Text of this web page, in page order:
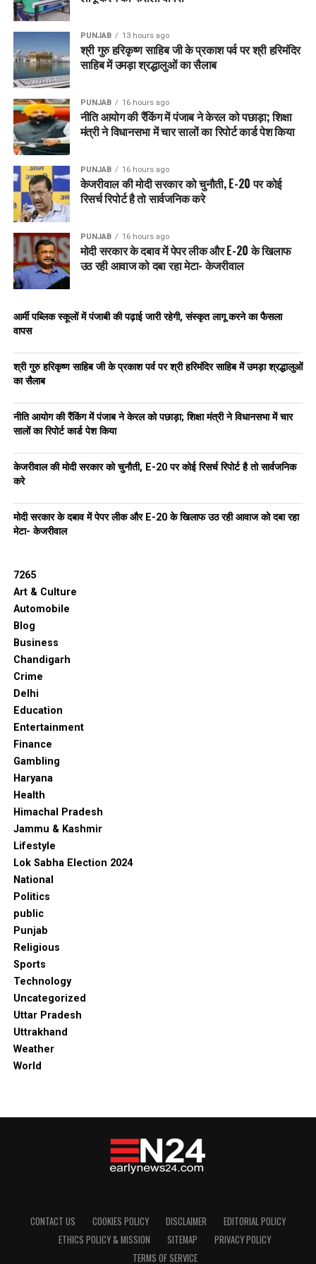
HEARTFELTCONDOLENCES
LADAKHNEWS
PUNJABNEWS
RESPECTANDHONOR
TRIBUTETOHEROES
UP NEXT
Sri Guru Tegh Bahadur Ji के 350th Martyrdom
Anniversary पर Punjab Government का ऐतिहासिक Tribute –
दुनिया भर से जुड़ेगी संगत
DON'T MISS
“No More Drugs, We Want Education!” – Punjab
Government का बड़ा कदम, Schools में चलेगा Drug Prevention
Curriculum
PUNJAB 13 hours ago
श्री गुरु हरिकृष्ण साहिब जी के प्रकाश पर्व पर श्री हरिमंदिर
साहिब में उमड़ा श्रद्धालुओं का सैलाब
PUNJAB 16 hours ago
नीति आयोग की रैंकिंग में पंजाब ने केरल को पछाड़ा; शिक्षा
मंत्री ने विधानसभा में चार सालों का रिपोर्ट कार्ड पेश किया
PUNJAB 16 hours ago
केजरीवाल की मोदी सरकार को चुनौती, E-20 पर कोई
रिसर्च रिपोर्ट है तो सार्वजनिक करे
PUNJAB 16 hours ago
मोदी सरकार के दबाव में पेपर लीक और E-20 के खिलाफ
उठ रही आवाज को दबा रहा मेटा- केजरीवाल
आर्मी पब्लिक स्कूलों में पंजाबी की पढ़ाई जारी रहेगी, संस्कृत लागू करने का फैसला
वापस
श्री गुरु हरिकृष्ण साहिब जी के प्रकाश पर्व पर श्री हरिमंदिर साहिब में उमड़ा श्रद्धालुओं
का सैलाब
नीति आयोग की रैंकिंग में पंजाब ने केरल को पछाड़ा; शिक्षा मंत्री ने विधानसभा में चार
सालों का रिपोर्ट कार्ड पेश किया
केजरीवाल की मोदी सरकार को चुनौती, E-20 पर कोई रिसर्च रिपोर्ट है तो सार्वजनिक
करे
मोदी सरकार के दबाव में पेपर लीक और E-20 के खिलाफ उठ रही आवाज को दबा रहा
मेटा- केजरीवाल
7265
Art & Culture
Automobile
Blog
Business
Chandigarh
Crime
Delhi
Education
Entertainment
Finance
Gambling
Haryana
Health
Himachal Pradesh
Jammu & Kashmir
Lifestyle
Lok Sabha Election 2024
National
Politics
public
Punjab
Religious
Sports
Technology
Uncategorized
Uttar Pradesh
Uttrakhand
Weather
World
CONTACT US COOKIES POLICY DISCLAIMER
EDITORIAL POLICY
ETHICS POLICY & MISSION
SITEMAP
PRIVACY POLICY
TERMS OF SERVICE